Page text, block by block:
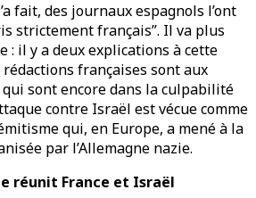
fait, des journaux espagnols l’ont
strictement français”. Il va plus
: il y a deux explications à cette
françaises sont aux
sont encore dans la culpabilité
contre Israël est vécue comme
qui, en Europe, a mené à la
par l’Allemagne nazie.
réunit France et Israël